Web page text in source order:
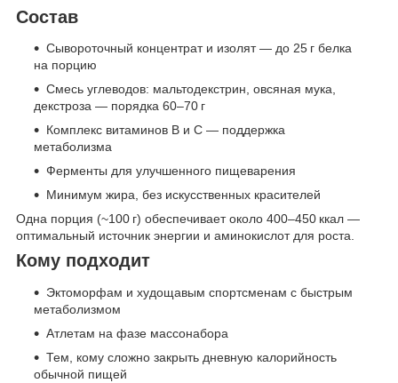
Состав
Сывороточный концентрат и изолят — до 25 г белка
на порцию
Смесь углеводов: мальтодекстрин, овсяная мука,
декстроза — порядка 60–70 г
Комплекс витаминов B и C — поддержка
метаболизма
Ферменты для улучшенного пищеварения
Минимум жира, без искусственных красителей
Одна порция (~100 г) обеспечивает около 400–450 ккал —
оптимальный источник энергии и аминокислот для роста.
Кому подходит
Эктоморфам и худощавым спортсменам с быстрым
метаболизмом
Атлетам на фазе массонабора
Тем, кому сложно закрыть дневную калорийность
обычной пищей